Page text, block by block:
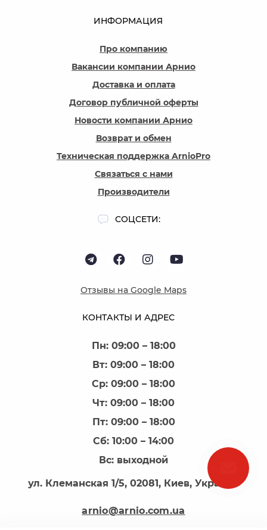
КОНТАКТЫ И АДРЕС
Пн: 09:00 – 18:00
Вт: 09:00 – 18:00
Ср: 09:00 – 18:00
Чт: 09:00 – 18:00
Пт: 09:00 – 18:00
Сб: 10:00 – 14:00
Вс: выходной
ул. Клеманская 1/5, 02081, Киев, Украина
arnio@arnio.com.ua
ИНФОРМАЦИЯ
Про компанию
Вакансии компании Арнио
Доставка и оплата
Договор публичной оферты
Новости компании Арнио
Возврат и обмен
Техническая поддержка ArnioPro
Связаться с нами
Производители
СОЦСЕТИ:
Отзывы на Google Maps